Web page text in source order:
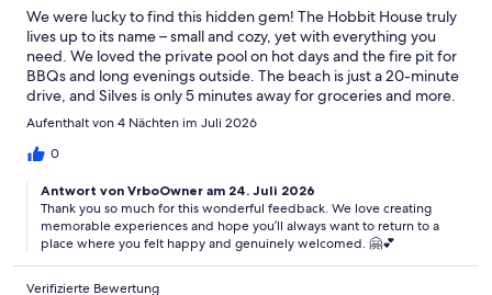
We were lucky to find this hidden gem! The Hobbit House truly
lives up to its name – small and cozy, yet with everything you
need. We loved the private pool on hot days and the fire pit for
BBQs and long evenings outside. The beach is just a 20-minute
drive, and Silves is only 5 minutes away for groceries and more.
Catia was a wonderful host and made sure nothing was missing.
Aufenthalt von 4 Nächten im Juli 2026
0
Antwort von VrboOwner am 24. Juli 2026
Thank you so much for this wonderful feedback. We love creating
memorable experiences and hope you’ll always want to return to a
place where you felt happy and genuinely welcomed. 🤗💕
Verifizierte Bewertung